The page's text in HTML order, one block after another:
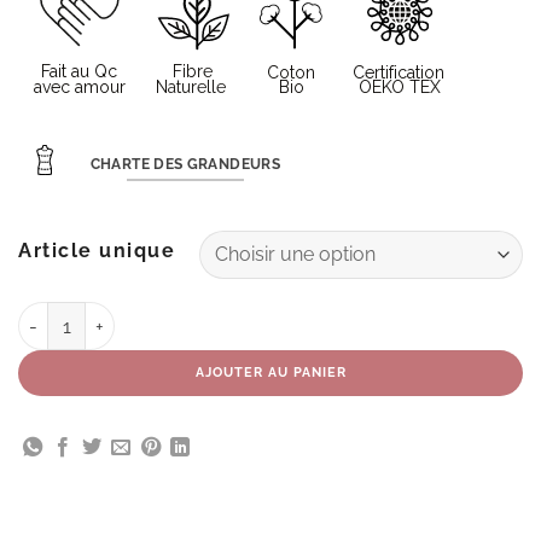
CHARTE DES GRANDEURS
Article unique
AJOUTER AU PANIER